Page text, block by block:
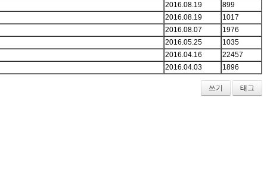
2016.08.19
899
2016.08.19
1017
2016.08.07
1976
2016.05.25
1035
2016.04.16
22457
2016.04.03
1896
쓰기 태그